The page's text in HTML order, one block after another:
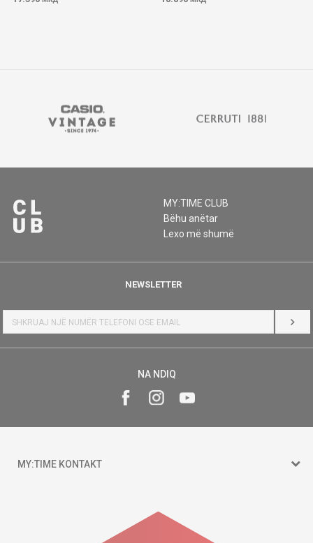
MY:TIME CLUB
Bëhu anëtar
Lexo më shumë
NEWSLETTER
HYR
NA NDIQ
MY:TIME KONTAKT
Goce Nikolovski 74 Shkup